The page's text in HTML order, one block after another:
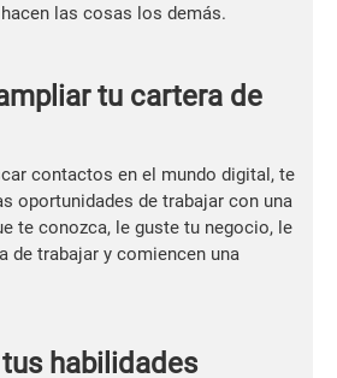
las cosas los demás.
tu cartera de
contactos en el mundo digital, te
oportunidades de trabajar con una
te conozca, le guste tu negocio, le
de trabajar y comiencen una
habilidades